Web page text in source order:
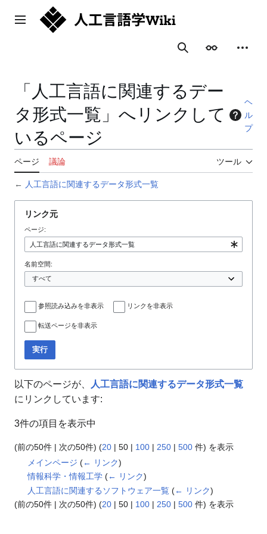
メインメニュー
検索 表示 個人
「人工言語に関連するデー
タ形式一覧」へリンクして
いるページ
ヘ
ル
プ
ページ 議論 ツール
← 人工言語に関連するデータ形式一覧
リンク元
ページ:
名前空間:
参照読み込みを非表示 リンクを非表示
転送ページを非表示
実行
以下のページが、
人工言語に関連するデータ形式一覧
にリンクしています:
3件の項目を表示中
(前の50件 | 次の50件) (20 | 50 | 100 | 250 | 500 件) を表示
メインページ (← リンク)
情報科学・情報工学 (← リンク)
人工言語に関連するソフトウェア一覧 (← リンク)
(前の50件 | 次の50件) (20 | 50 | 100 | 250 | 500 件) を表示